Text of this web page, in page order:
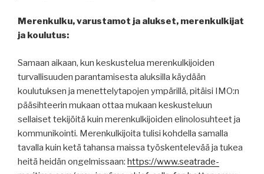
Merenkulku, varustamot ja alukset, merenkulkijat
ja koulutus:
Samaan aikaan, kun keskustelua merenkulkijoiden
turvallisuuden parantamisesta aluksilla käydään
koulutuksen ja menettelytapojen ympärillä, pitäisi IMO:n
pääsihteerin mukaan ottaa mukaan keskusteluun
sellaiset tekijöitä kuin merenkulkijoiden elinolosuhteet ja
kommunikointi. Merenkulkijoita tulisi kohdella samalla
tavalla kuin ketä tahansa maissa työskentelevää ja tukea
heitä heidän ongelmissaan: https://www.seatrade-